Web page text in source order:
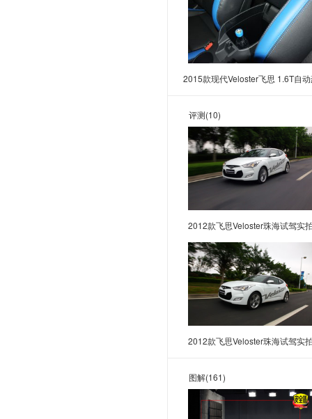
2015款现代Veloster飞思 1.6T自
评测(10)
2012款飞思Veloster珠海试驾实
2012款飞思Veloster珠海试驾实
图解(161)